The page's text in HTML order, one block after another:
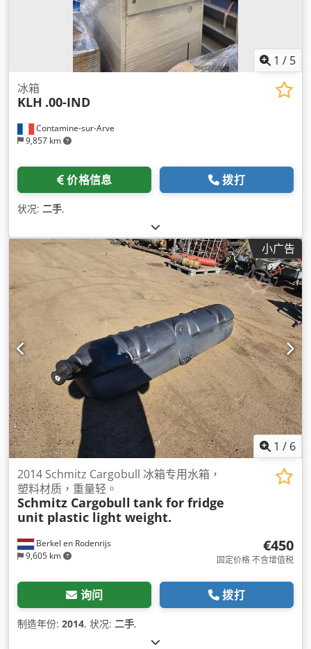
1 / 5
Contamine-sur-Arve
9,857 km
冰箱
KLH .00-IND
价格信息 拨打
状况: 二手,
小广告
1 / 6
Berkel en Rodenrijs
9,605 km
2014 Schmitz Cargobull 冰箱专用水箱，
塑料材质，重量轻。
Schmitz Cargobull tank for fridge
unit plastic light weight.
€450
固定价格 不含增值税
询问 拨打
制造年份: 2014, 状况: 二手,